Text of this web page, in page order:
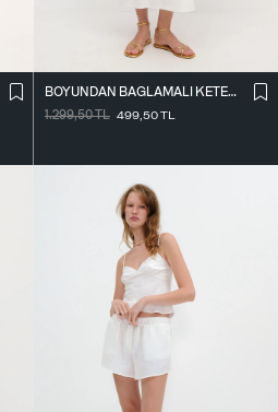
BOYUNDAN BAĞLAMALI KETEN KARIŞIMLI ELBISE E17497
1.299,50TL 499,50TL